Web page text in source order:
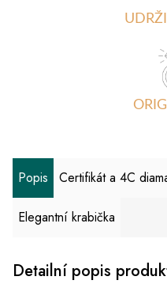
Popis Certifikát a 4C
Elegantní krabička
Detailní popis